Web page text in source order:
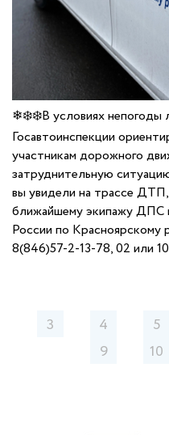
❄❄️❄️В условиях непогоды
Госавтоинспекции
участникам дорожного
затруднительную
вы увидели на трассе
ближайшему экипажу
России по
8(846)57-2-13-78, 02 или
3 4 5
9
10